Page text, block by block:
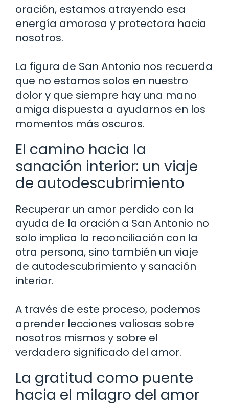
oración, estamos atrayendo esa
energía amorosa y protectora hacia
nosotros.
La figura de San Antonio nos recuerda
que no estamos solos en nuestro
dolor y que siempre hay una mano
amiga dispuesta a ayudarnos en los
momentos más oscuros.
El camino hacia la
sanación interior: un viaje
de autodescubrimiento
Recuperar un amor perdido con la
ayuda de la oración a San Antonio no
solo implica la reconciliación con la
otra persona, sino también un viaje
de autodescubrimiento y sanación
interior.
A través de este proceso, podemos
aprender lecciones valiosas sobre
nosotros mismos y sobre el
verdadero significado del amor.
La gratitud como puente
hacia el milagro del amor